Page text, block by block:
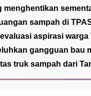
menghentikan
sampah di
aspirasi warga
gangguan bau
truk sampah dari